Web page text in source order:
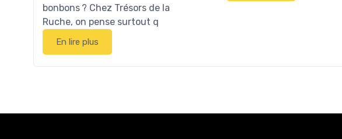
bonbons ? Chez Trésors de la
Ruche, on pense surtout q
En lire plus